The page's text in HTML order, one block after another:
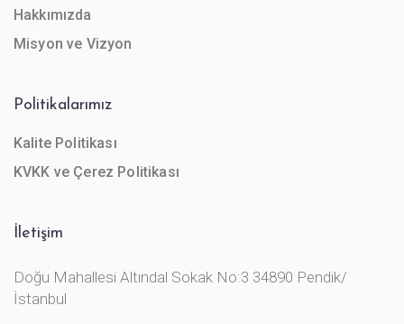
Hakkımızda
Misyon ve Vizyon
Politikalarımız
Kalite Politikası
KVKK ve Çerez Politikası
İletişim
Doğu Mahallesi Altındal Sokak No:3 34890 Pendik/
İstanbul